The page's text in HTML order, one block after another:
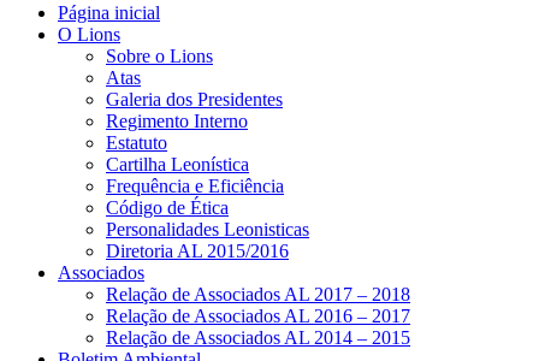
Página inicial
O Lions
Sobre o Lions
Atas
Galeria dos Presidentes
Regimento Interno
Estatuto
Cartilha Leonística
Frequência e Eficiência
Código de Ética
Personalidades Leonisticas
Diretoria AL 2015/2016
Associados
Relação de Associados AL 2017 – 2018
Relação de Associados AL 2016 – 2017
Relação de Associados AL 2014 – 2015